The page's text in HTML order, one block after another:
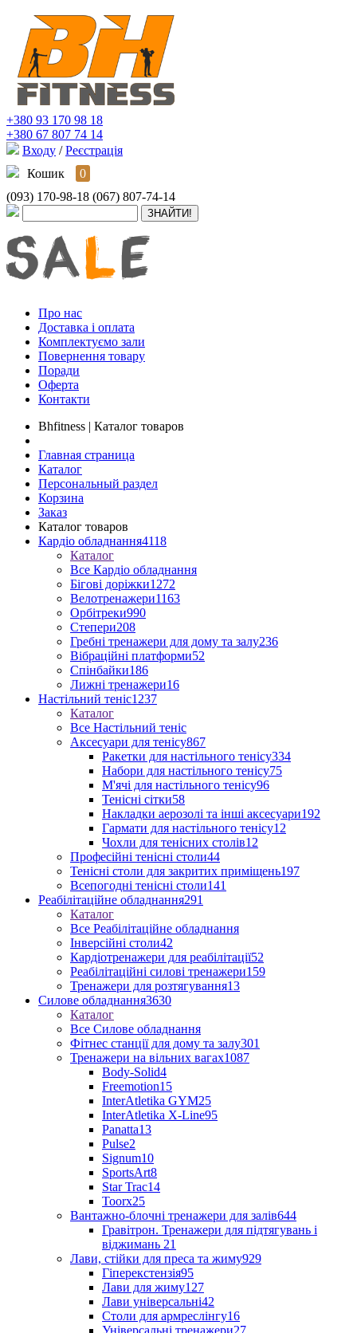
+380 93 170 98 18
+380 67 807 74 14
Входу / Реєстрація
Кошик
0
(093) 170-98-18 (067) 807-74-14
Про нас
Доставка і оплата
Комплектуємо зали
Повернення товару
Поради
Оферта
Контакти
Bhfitness | Каталог товаров
Главная страница
Каталог
Персональный раздел
Корзина
Заказ
Каталог товаров
Кардіо обладнання4118
Каталог
Все Кардіо обладнання
Бігові доріжки1272
Велотренажери1163
Орбітреки990
Степери208
Гребні тренажери для дому та залу236
Вібраційні платформи52
Спінбайки186
Лижні тренажери16
Настільний теніс1237
Каталог
Все Настільний теніс
Аксесуари для тенісу867
Ракетки для настільного тенісу334
Набори для настільного тенісу75
М'ячі для настільного тенісу96
Тенісні сітки58
Накладки аерозолі та інші аксесуари192
Гармати для настільного тенісу12
Чохли для тенісних столів12
Професійні тенісні столи44
Тенісні столи для закритих приміщень197
Всепогодні тенісні столи141
Реабілітаційне обладнання291
Каталог
Все Реабілітаційне обладнання
Інверсійні столи42
Кардіотренажери для реабілітації52
Реабілітаційні силові тренажери159
Тренажери для розтягування13
Силове обладнання3630
Каталог
Все Силове обладнання
Фітнес станції для дому та залу301
Тренажери на вільних вагах1087
Body-Solid4
Freemotion15
InterAtletika GYM25
InterAtletika X-Line95
Panatta13
Pulse2
Signum10
SportsArt8
Star Trac14
Toorx25
Вантажно-блочні тренажери для залів644
Гравітрон. Тренажери для підтягувань і
віджимань 21
Лави, стійки для преса та жиму929
Гіперекстензія95
Лави для жиму127
Лави універсальні42
Столи для армреслінгу16
Універсальні тренажери27